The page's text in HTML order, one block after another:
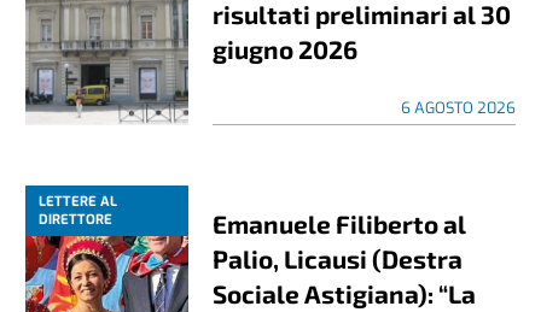
risultati preliminari al 30
giugno 2026
6 AGOSTO 2026
LETTERE AL
DIRETTORE
Emanuele Filiberto al
Palio, Licausi (Destra
Sociale Astigiana): “La